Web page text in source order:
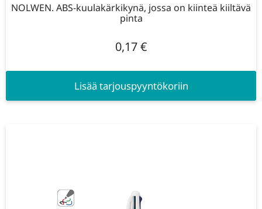
NOLWEN. ABS-kuulakärkikynä, jossa on kiinteä kiiltävä
pinta
0,17€
Lisää tarjouspyyntökoriin